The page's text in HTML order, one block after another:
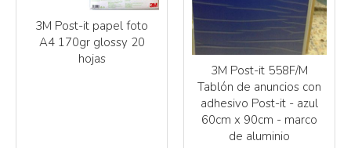
3M Post-it papel foto
A4 170gr glossy 20
hojas
3M Post-it 558F/M
Tablón de anuncios con
adhesivo Post-it - azul
60cm x 90cm - marco
de aluminio